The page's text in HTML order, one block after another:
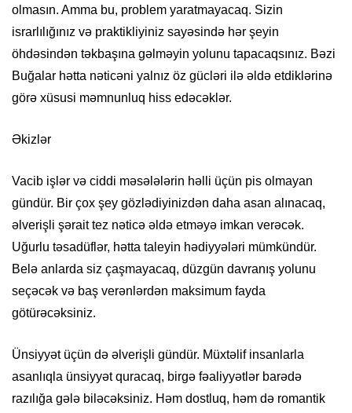
olmasın. Amma bu, problem yaratmayacaq. Sizin
israrlılığınız və praktikliyiniz sayəsində hər şeyin
öhdəsindən təkbaşına gəlməyin yolunu tapacaqsınız. Bəzi
Buğalar hətta nəticəni yalnız öz gücləri ilə əldə etdiklərinə
görə xüsusi məmnunluq hiss edəcəklər.
Əkizlər
Vacib işlər və ciddi məsələlərin həlli üçün pis olmayan
gündür. Bir çox şey gözlədiyinizdən daha asan alınacaq,
əlverişli şərait tez nəticə əldə etməyə imkan verəcək.
Uğurlu təsadüflər, hətta taleyin hədiyyələri mümkündür.
Belə anlarda siz çaşmayacaq, düzgün davranış yolunu
seçəcək və baş verənlərdən maksimum fayda
götürəcəksiniz.
Ünsiyyət üçün də əlverişli gündür. Müxtəlif insanlarla
asanlıqla ünsiyyət quracaq, birgə fəaliyyətlər barədə
razılığa gələ biləcəksiniz. Həm dostluq, həm də romantik